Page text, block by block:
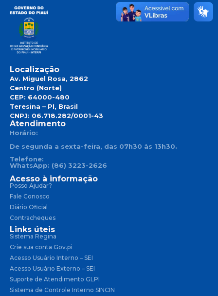
Localização
Av. Miguel Rosa, 2862
Centro (Norte)
CEP: 64000-480
Teresina – PI, Brasil
CNPJ: 06.718.282/0001-43
Atendimento
Horário:
De segunda a sexta-feira, das 07h30 às 13h30.
Telefone:
WhatsApp: (86) 3223-2626
Acesso à informação
Posso Ajudar?
Fale Conosco
Diário Oficial
Contracheques
Links úteis
Sistema Regina
Crie sua conta Gov.pi
Acesso Usuário Interno – SEI
Acesso Usuário Externo – SEI
Suporte de Atendimento GLPI
Sistema de Controle Interno SINCIN